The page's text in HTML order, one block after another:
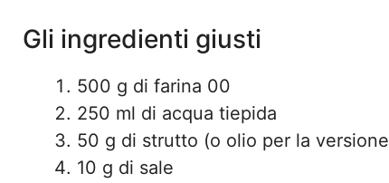
Gli ingredienti giusti
500 g di farina 00
250 ml di acqua tiepida
50 g di strutto (o olio per la versione
10 g di sale